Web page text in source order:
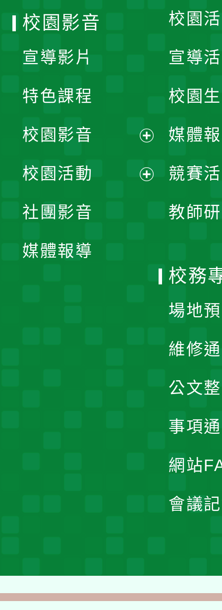
校園
宣導
校園
媒體
競賽
教師
校園影音
宣導影片
特色課程
校園影音
開
校園活動
社團影音
媒體報導
校務
場地
維修
公文
事項
網站
會議